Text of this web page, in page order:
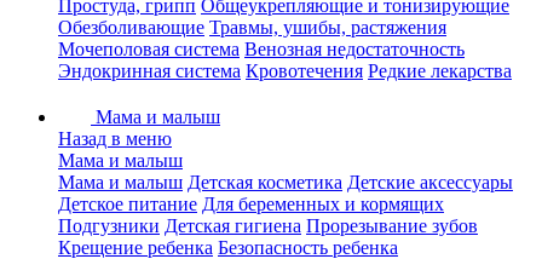
Простуда, грипп Общеукрепляющие и тонизирующие
Обезболивающие Травмы, ушибы, растяжения
Мочеполовая система Венозная недостаточность
Эндокринная система Кровотечения Редкие лекарства
Мама и малыш
Назад в меню
Мама и малыш
Мама и малыш Детская косметика Детские аксессуары
Детское питание Для беременных и кормящих
Подгузники Детская гигиена Прорезывание зубов
Крещение ребенка Безопасность ребенка